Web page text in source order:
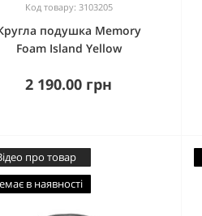
Код товару: 3103205
подушка Memory
Foam Island Yellow
2 190.00 грн
про товар
в наявності